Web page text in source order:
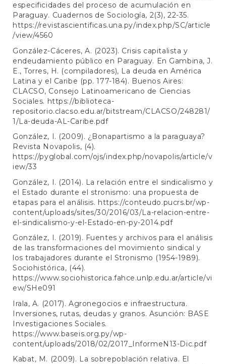
especificidades del proceso de acumulación en
Paraguay. Cuadernos de Sociología, 2(3), 22-35.
https://revistascientificas.una.py/index.php/SC/article
/view/4560
González-Cáceres, A. (2023). Crisis capitalista y
endeudamiento público en Paraguay. En Gambina, J.
E., Torres, H. (compiladores), La deuda en América
Latina y el Caribe (pp. 177-184). Buenos Aires:
CLACSO, Consejo Latinoamericano de Ciencias
Sociales. https://biblioteca-
repositorio.clacso.edu.ar/bitstream/CLACSO/248281/
1/La-deuda-AL-Caribe.pdf
González, I. (2009). ¿Bonapartismo a la paraguaya?
Revista Novapolis, (4).
https://pyglobal.com/ojs/index.php/novapolis/article/v
iew/33
González, I. (2014). La relación entre el sindicalismo y
el Estado durante el stronismo: una propuesta de
etapas para el análisis. https://conteudo.pucrs.br/wp-
content/uploads/sites/30/2016/03/La-relacion-entre-
el-sindicalismo-y-el-Estado-en-py-2014.pdf
González, I. (2019). Fuentes y archivos para el análisis
de las transformaciones del movimiento sindical y
los trabajadores durante el Stronismo (1954-1989).
Sociohistórica, (44).
https://www.sociohistorica.fahce.unlp.edu.ar/article/vi
ew/SHe091
Irala, A. (2017). Agronegocios e infraestructura.
Inversiones, rutas, deudas y granos. Asunción: BASE
Investigaciones Sociales.
https://www.baseis.org.py/wp-
content/uploads/2018/02/2017_InformeN13-Dic.pdf
Kabat, M. (2009). La sobrepoblación relativa. El